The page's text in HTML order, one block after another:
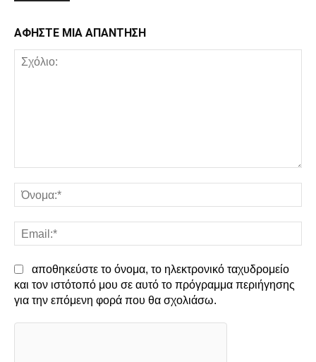
ΑΦΗΣΤΕ ΜΙΑ ΑΠΑΝΤΗΣΗ
αποθηκεύστε το όνομα, το ηλεκτρονικό ταχυδρομείο
και τον ιστότοπό μου σε αυτό το πρόγραμμα περιήγησης
για την επόμενη φορά που θα σχολιάσω.